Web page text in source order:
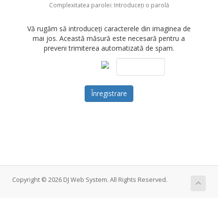
Complexitatea parolei: Introduceți o parolă
Vă rugăm să introduceți caracterele din imaginea de
mai jos. Această măsură este necesară pentru a
preveni trimiterea automatizată de spam.
Copyright © 2026 DJ Web System. All Rights Reserved.